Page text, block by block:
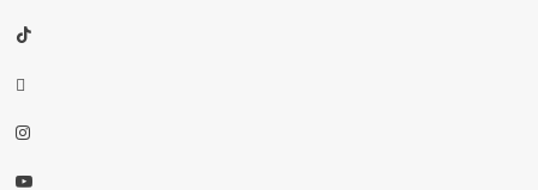
TikTok
threads
Instagram
Youtube